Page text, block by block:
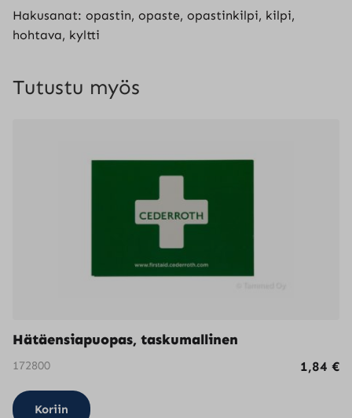
Hakusanat: opastin, opaste, opastinkilpi, kilpi,
hohtava, kyltti
Tutustu myös
Hätäensiapuopas, taskumallinen
172800 1,84 €
Koriin